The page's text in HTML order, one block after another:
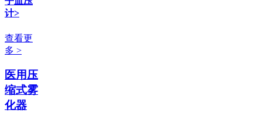
计>
查看更
多 >
医用压
缩式雾
化器